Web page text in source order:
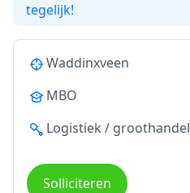
tegelijk!
Waddinxveen
MBO
Logistiek / groothandel
Solliciteren